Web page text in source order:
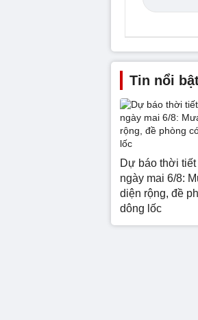
Tin nổi
Dự báo thời
ngày mai 6/8:
diện rộng, đề
dông lốc